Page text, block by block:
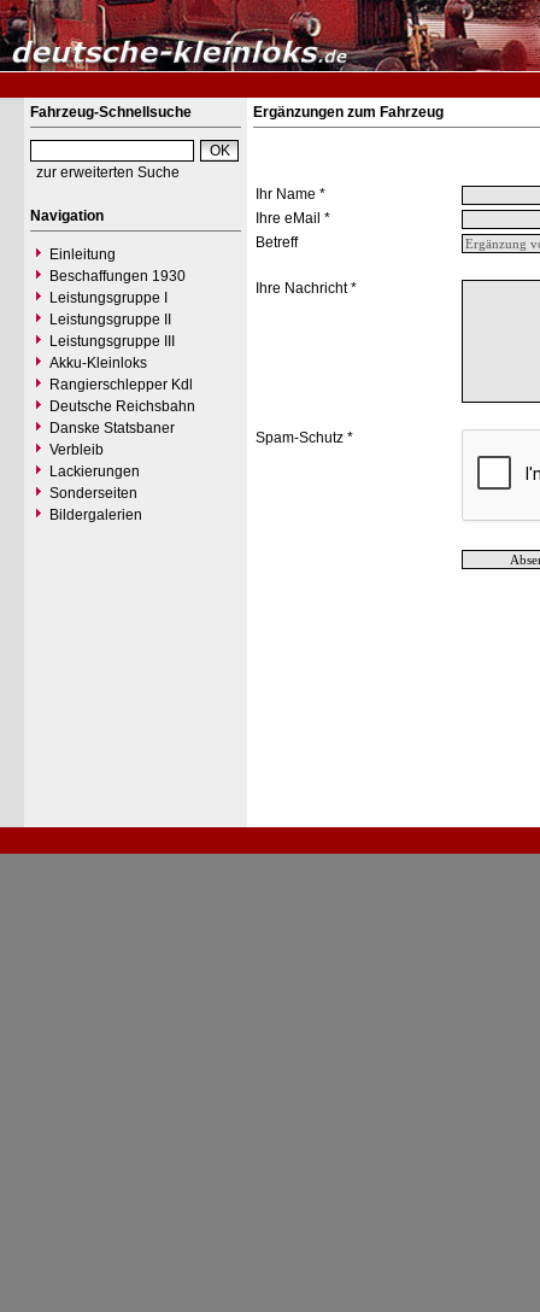
Fahrzeug-Schnellsuche
zur erweiterten Suche
Navigation
Einleitung
Beschaffungen 1930
Leistungsgruppe I
Leistungsgruppe II
Leistungsgruppe III
Akku-Kleinloks
Rangierschlepper Kdl
Deutsche Reichsbahn
Danske Statsbaner
Verbleib
Lackierungen
Sonderseiten
Bildergalerien
Ergänzungen zum Fahrzeug
Ihr Name *
Ihre eMail *
Betreff
Ihre Nachricht *
Spam-Schutz *